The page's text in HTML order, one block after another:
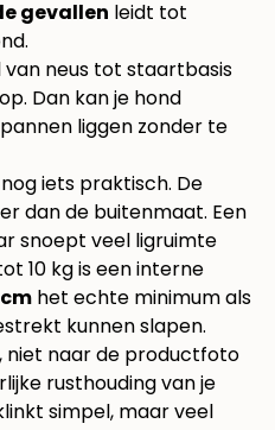
gevallen leidt tot
van neus tot staartbasis
Dan kan je hond
liggen zonder te
iets praktisch. De
dan de buitenmaat. Een
snoept veel ligruimte
10 kg is een interne
het echte minimum als
kunnen slapen.
niet naar de productfoto
rusthouding van je
simpel, maar veel